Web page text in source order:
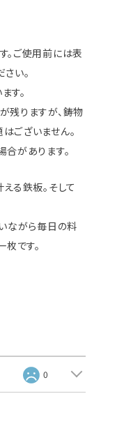
。ご使用前には表
い。
す。
残りますが、鋳物
ございません。
があります。
る鉄板。そして
ながら毎日の料
枚です。
0